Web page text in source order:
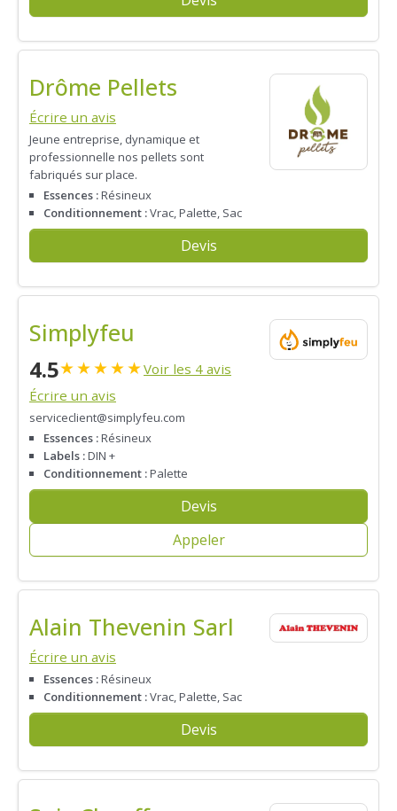
Drôme Pellets
Écrire un avis
Jeune entreprise, dynamique et
professionnelle nos pellets sont
fabriqués sur place.
Essences :Résineux
Conditionnement :Vrac, Palette, Sac
Devis
Simplyfeu
4.5★★★★★Voir les 4 avis
Écrire un avis
serviceclient@simplyfeu.com
Essences :Résineux
Labels :DIN +
Conditionnement :Palette
Devis
Appeler
Alain Thevenin Sarl
Écrire un avis
Essences :Résineux
Conditionnement :Vrac, Palette, Sac
Devis